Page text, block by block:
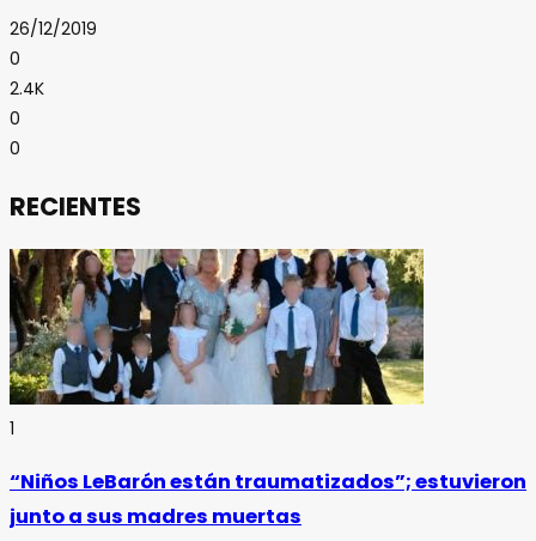
26/12/2019
0
2.4K
0
0
RECIENTES
1
“Niños LeBarón están traumatizados”; estuvieron
junto a sus madres muertas